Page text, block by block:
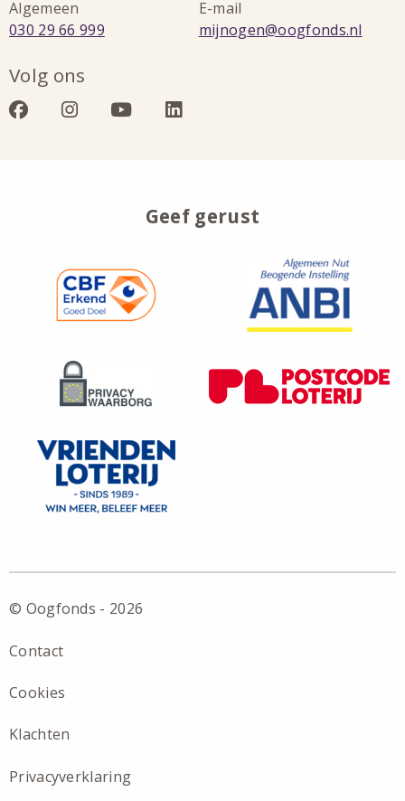
Algemeen
Bel:
030 29 66 999
E-mail
Stuur
mijnogen@oogfonds.nl
Volg ons
BezoekBezoekBezoekBezoek
Geef gerust
© Oogfonds - 2026
Contact
Cookies
Klachten
Privacyverklaring